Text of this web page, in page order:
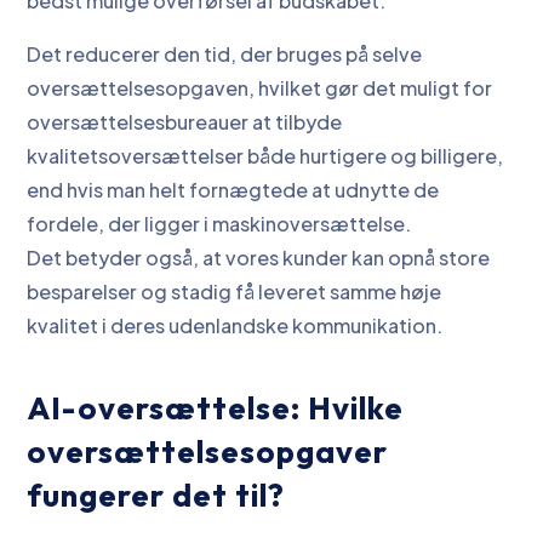
Det reducerer den tid, der bruges på selve
oversættelsesopgaven, hvilket gør det muligt for
oversættelsesbureauer at tilbyde
kvalitetsoversættelser både hurtigere og billigere,
end hvis man helt fornægtede at udnytte de
fordele, der ligger i maskinoversættelse.
Det betyder også, at vores kunder kan opnå store
besparelser og stadig få leveret samme høje
kvalitet i deres udenlandske kommunikation.
AI-oversættelse: Hvilke
oversættelsesopgaver
fungerer det til?